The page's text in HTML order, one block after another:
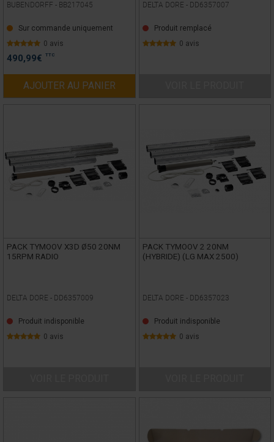
BUBENDORFF - BB217045
Sur commande uniquement
0 avis
490,99€ TTC
AJOUTER AU PANIER
DELTA DORE - DD6357007
Produit remplacé
0 avis
PACK TYMOOV X3D Ø50 20NM
15RPM RADIO
DELTA DORE - DD6357009
Produit indisponible
0 avis
PACK TYMOOV 2 20NM
(HYBRIDE) (LG MAX 2500)
DELTA DORE - DD6357023
Produit indisponible
0 avis